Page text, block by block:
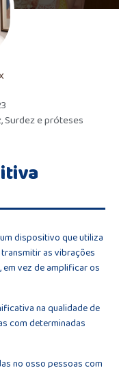
,Surdez e próteses
dispositivo que utiliza
as vibrações
vez de amplificar os
na qualidade de
com determinadas
no osso pessoas com